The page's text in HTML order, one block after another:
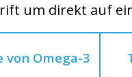
um direkt auf
von Omega-3